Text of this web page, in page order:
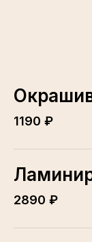
1190 ₽
2890 ₽